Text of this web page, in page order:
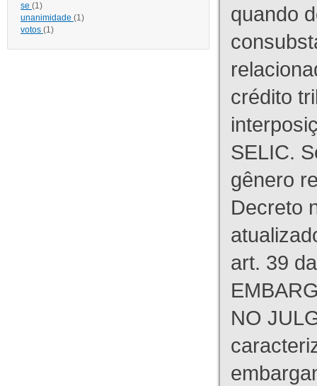
se (1)
unanimidade (1)
votos (1)
quando
crédito
SELIC.
gênero
Decreto
art. 39
NO